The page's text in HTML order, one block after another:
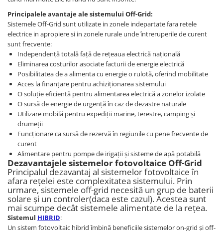
Principalele avantaje ale sistemului Off-Grid:
Sistemele Off-Grid sunt utilizate in zonele indepartate fara retele
electrice in apropiere si in zonele rurale unde întreruperile de curent
sunt frecvente:
Independență totală față de rețeaua electrică națională
Eliminarea costurilor asociate facturii de energie electrică
Posibilitatea de a alimenta cu energie o rulotă, oferind mobilitate
Acces la finanțare pentru achiziționarea sistemului
O soluție eficientă pentru alimentarea electrică a zonelor izolate
O sursă de energie de urgență în caz de dezastre naturale
Utilizare mobilă pentru expediții marine, terestre, camping și
drumeții
Funcționare ca sursă de rezervă în regiunile cu pene frecvente de
curent
Alimentare pentru pompe de irigații și sisteme de apă potabilă
Dezavantajele sistemelor fotovoltaice Off-Grid
Principalul dezavantaj al sistemelor fotovoltaice în
afara rețelei este complexitatea sistemului. Prin
urmare, sistemele off-grid necesită un grup de baterii
solare și un controler(daca este cazul). Acestea sunt
mai scumpe decât sistemele alimentate de la rețea.
Sistemul HIBRID:
Un sistem fotovoltaic hibrid îmbină beneficiile sistemelor on-grid și off-